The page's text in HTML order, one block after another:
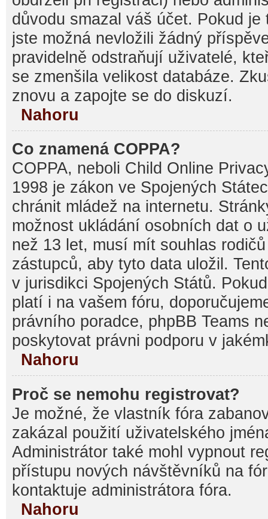
důvodu smazal váš účet. Pokud
jste možná nevložili žádný
pravidelně odstraňují uživatelé,
se zmenšila velikost databáze.
znovu a zapojte se do diskuzí.
Nahoru
Co znamená COPPA?
COPPA, neboli Child Online
1998 je zákon ve Spojených
chránit mládež na internetu.
možnost ukládání osobních dat o
než 13 let, musí mít souhlas
zástupců, aby tyto data uložil.
v jurisdikci Spojených Států.
platí i na vašem fóru,
právního poradce, phpBB Teams
poskytovat právni podporu v
Nahoru
Proč se nemohu registrovat?
Je možné, že vlastník fóra
zakázal použití uživatelského
Administrátor také mohl vypnout
přístupu nových návštěvníků na
kontaktuje administrátora fóra.
Nahoru